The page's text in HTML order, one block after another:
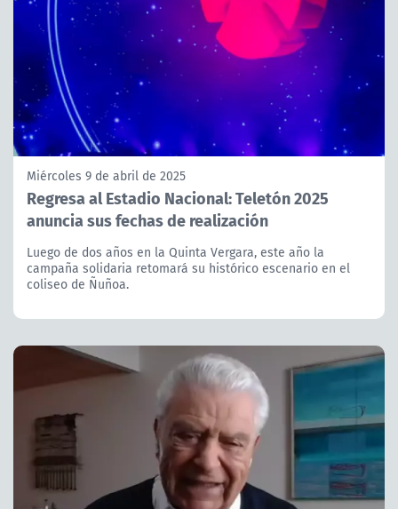
Miércoles 9 de abril de 2025
Regresa al Estadio Nacional: Teletón 2025
anuncia sus fechas de realización
Luego de dos años en la Quinta Vergara, este año la
campaña solidaria retomará su histórico escenario en el
coliseo de Ñuñoa.